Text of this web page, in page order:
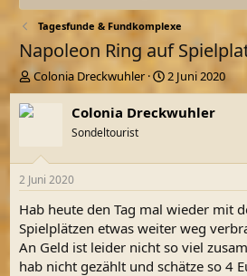
Tagesfunde & Fundkomplexe
Napoleon Ring auf
E
r
s
e
r
Colonia Dreckwuhler
E
r
s
t
a
2 Juni 2020
Colonia Dreckwuhler
Sondeltourist
2 Juni 2020
Hab heute den Tag mal wieder mit
Spielplätzen etwas weiter weg
An Geld ist leider nicht so viel
hab nicht gezählt und schätze so 4